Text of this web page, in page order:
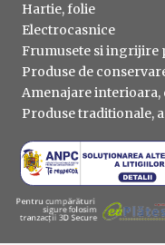
Hartie, folie
Electrocasnice
Frumusete si ingrijire
Produse de
Amenajare
Produse traditionale,